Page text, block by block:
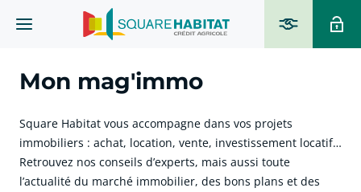
Mon mag'immo
Square Habitat vous accompagne dans vos projets
immobiliers : achat, location, vente, investissement locatif…
Retrouvez nos conseils d’experts, mais aussi toute
l’actualité du marché immobilier, des bons plans et des